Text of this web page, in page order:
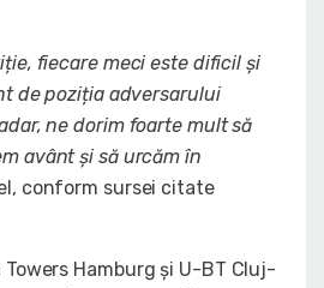
fiecare meci este dificil și
de poziția adversarului
ne dorim foarte mult să
avânt și să urcăm în
conform sursei citate
Hamburg și U-BT Cluj-